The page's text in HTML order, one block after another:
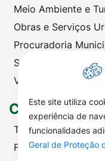
Meio Ambiente e
Obras e Serviços
Procuradoria
Saúde
Viação e Transportes
Contato
Telefones Úteis
Fale com a
Este site utiliza
experiência de
funcionalidades
Geral de Proteção